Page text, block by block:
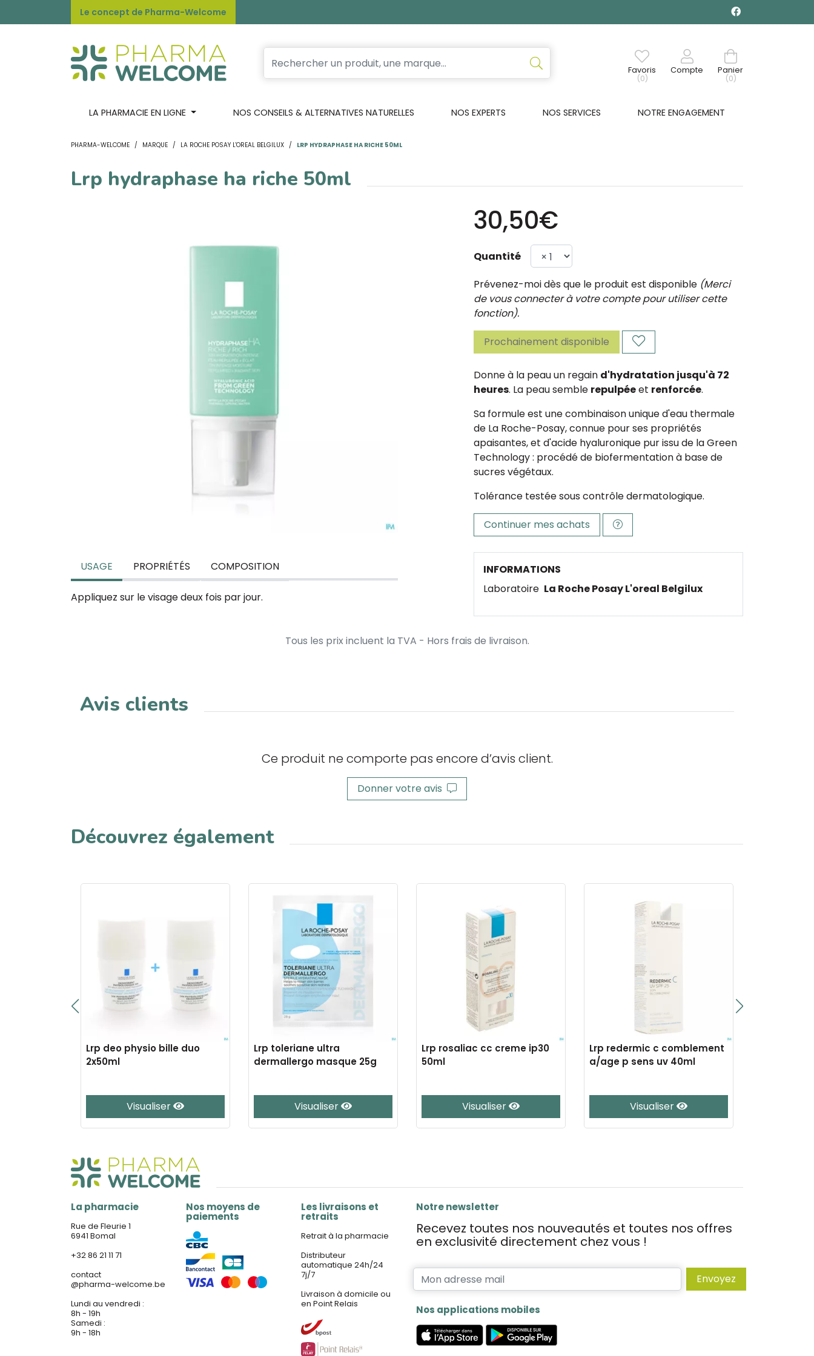
Le concept de Pharma-Welcome
Favoris
(0)
Compte
Panier
(0)
LA PHARMACIE EN LIGNE NOS CONSEILS & ALTERNATIVES NATURELLES NOS EXPERTS NOS SERVICES NOTRE ENGAGEMENT
PHARMA-WELCOME MARQUE LA ROCHE POSAY L'OREAL BELGILUX LRP HYDRAPHASE HA RICHE 50ML
Lrp hydraphase ha riche 50ml
30,50€
Quantité
Prévenez-moi dès que le produit est disponible (Merci
de vous connecter à votre compte pour utiliser cette
fonction).
Prochainement disponible
Donne à la peau un regain d'hydratation jusqu'à 72
heures. La peau semble repulpéeet renforcée.
Sa formule est une combinaison unique d'eau thermale
de La Roche-Posay, connue pour ses propriétés
apaisantes, et d'acide hyaluronique pur issu de la Green
Technology : procédé de biofermentation à base de
sucres végétaux.
Tolérance testée sous contrôle dermatologique.
Continuer mes achats
USAGE PROPRIÉTÉS COMPOSITION
Appliquez sur le visage deux fois par jour.
INFORMATIONS
Laboratoire La Roche Posay L'oreal Belgilux
Tous les prix incluent la TVA - Hors frais de livraison.
Avis clients
Ce produit ne comporte pas encore d’avis client.
Donner votre avis
Découvrez également
Lrp deo physio bille duo
2x50ml
Visualiser
Lrp toleriane ultra
dermallergo masque 25g
Visualiser
Lrp rosaliac cc creme ip30
50ml
Visualiser
Lrp redermic c comblement
a/age p sens uv 40ml
Visualiser
La pharmacie
Rue de Fleurie 1
6941 Bomal
+32 86 21 11 71
contact
@pharma-welcome.be
Lundi au vendredi :
8h - 19h
Samedi :
9h - 18h
Nos moyens de
paiements
Les livraisons et
retraits
Retrait à la pharmacie
Distributeur
automatique 24h/24
7j/7
Livraison à domicile ou
en Point Relais
Notre newsletter
Recevez toutes nos nouveautés et toutes nos offres
en exclusivité directement chez vous !
Envoyez
Nos applications mobiles